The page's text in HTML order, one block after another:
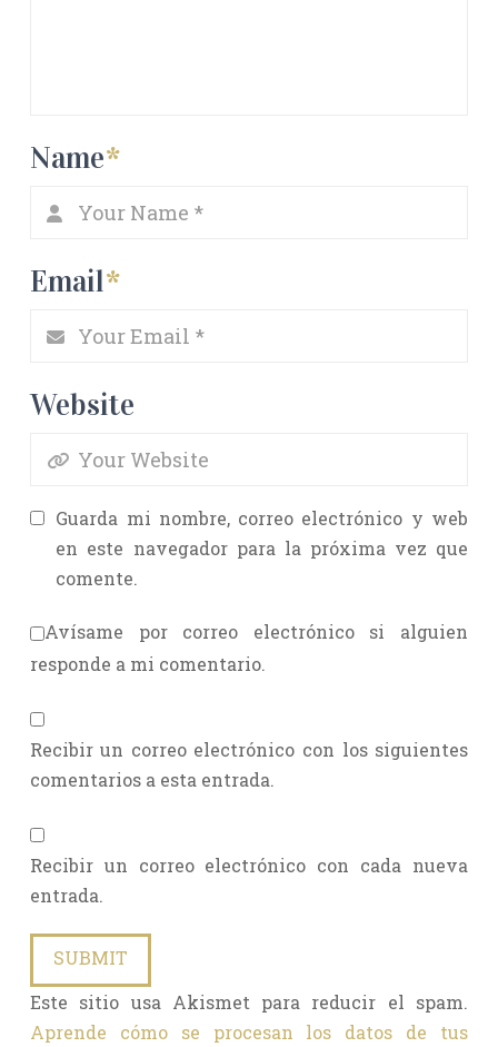
Name*
Email*
Website
Guarda mi nombre, correo electrónico y web
en este navegador para la próxima vez que
comente.
Avísame por correo electrónico si alguien
responde a mi comentario.
Recibir un correo electrónico con los siguientes
comentarios a esta entrada.
Recibir un correo electrónico con cada nueva
entrada.
Este sitio usa Akismet para reducir el spam.
Aprende cómo se procesan los datos de tus